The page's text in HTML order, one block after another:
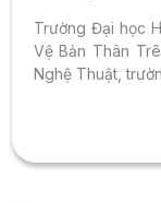
Trường Đại học
Vệ Bản Thân
Nghệ Thuật,